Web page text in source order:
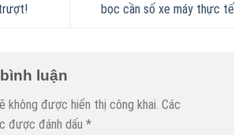
bọc cần số xe máy thực tế
luận
không được hiển thị công khai. Các
được đánh dấu *